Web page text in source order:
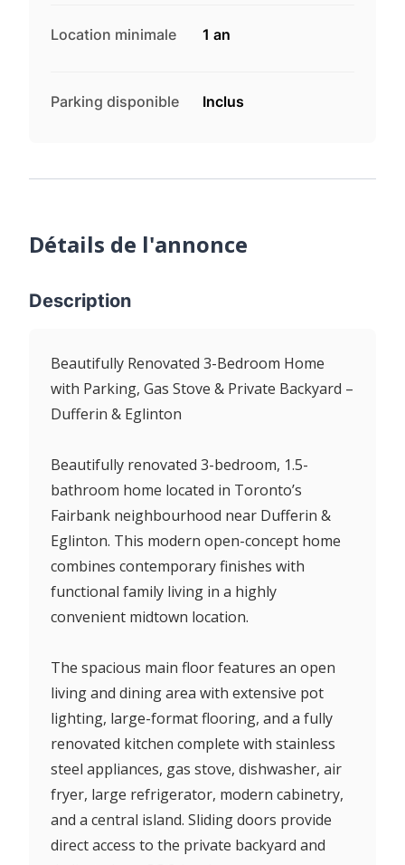
Location minimale 1 an
Parking disponible Inclus
Détails de l'annonce
Description
Beautifully Renovated 3-Bedroom Home
with Parking, Gas Stove & Private Backyard –
Dufferin & Eglinton
Beautifully renovated 3-bedroom, 1.5-
bathroom home located in Toronto’s
Fairbank neighbourhood near Dufferin &
Eglinton. This modern open-concept home
combines contemporary finishes with
functional family living in a highly
convenient midtown location.
The spacious main floor features an open
living and dining area with extensive pot
lighting, large-format flooring, and a fully
renovated kitchen complete with stainless
steel appliances, gas stove, dishwasher, air
fryer, large refrigerator, modern cabinetry,
and a central island. Sliding doors provide
direct access to the private backyard and